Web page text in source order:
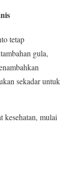
tetap
gula,
sekadar untuk
kesehatan, mulai